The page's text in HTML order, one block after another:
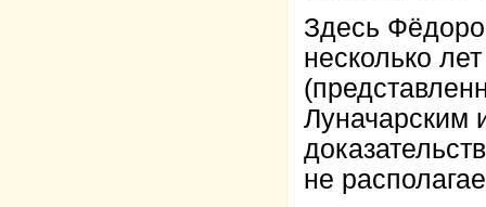
Здесь
несколько
Луначарским
не